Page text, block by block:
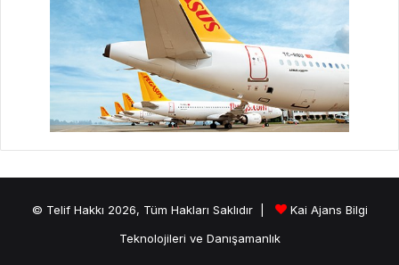
© Telif Hakkı 2026, Tüm Hakları Saklıdır |
Kai Ajans Bilgi
Teknolojileri ve Danışamanlık